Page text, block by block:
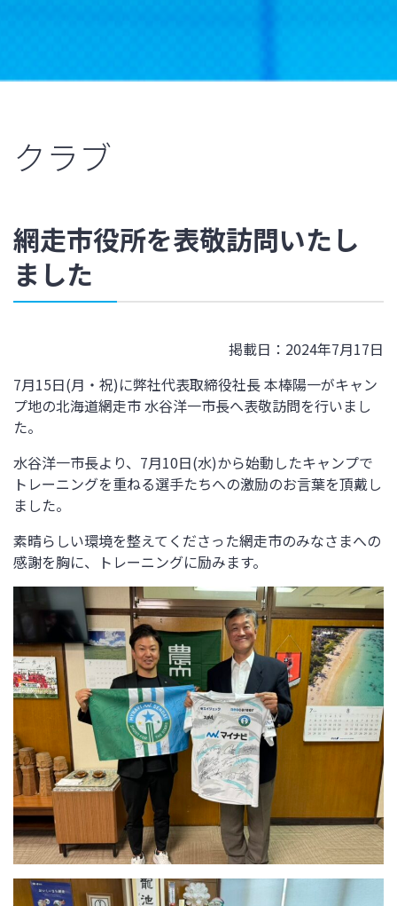
クラブ
網走市役所を表敬訪問いたし
ました
掲載日：2024年7月17日
7月15日(月・祝)に弊社代表取締役社長 本棒陽一がキャン
プ地の北海道網走市 水谷洋一市長へ表敬訪問を行いまし
た。
水谷洋一市長より、7月10日(水)から始動したキャンプで
トレーニングを重ねる選手たちへの激励のお言葉を頂戴し
ました。
素晴らしい環境を整えてくださった網走市のみなさまへの
感謝を胸に、トレーニングに励みます。